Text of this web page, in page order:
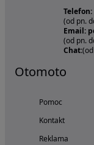
Telefon:
(od pn.
Email:
(od pn.
Chat:
Otomoto
Pomoc
Kontakt
Reklama